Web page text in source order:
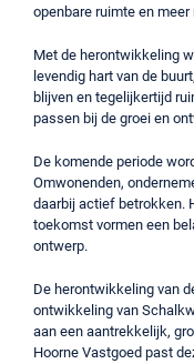
openbare ruimte en
Met de herontwikkeling
levendig hart van de
blijven en tegelijkertijd
passen bij de groei en
De komende periode
Omwonenden,
daarbij actief betrokken.
toekomst vormen een
ontwerp.
De herontwikkeling van
ontwikkeling van
aan een aantrekkelijk,
Hoorne Vastgoed past